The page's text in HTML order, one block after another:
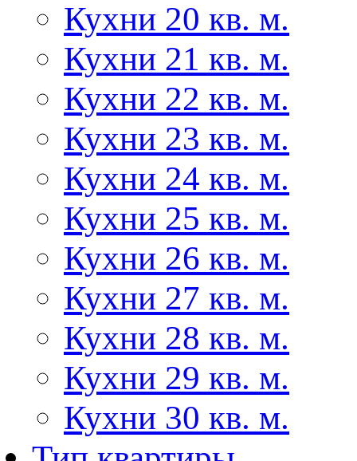
Кухни 20 кв. м.
Кухни 21 кв. м.
Кухни 22 кв. м.
Кухни 23 кв. м.
Кухни 24 кв. м.
Кухни 25 кв. м.
Кухни 26 кв. м.
Кухни 27 кв. м.
Кухни 28 кв. м.
Кухни 29 кв. м.
Кухни 30 кв. м.